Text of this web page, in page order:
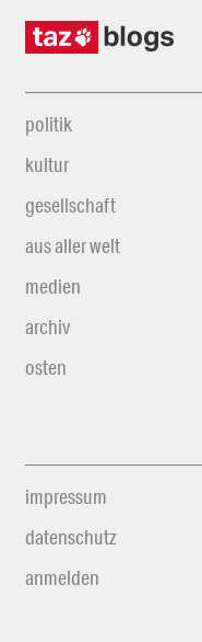
politik
kultur
gesellschaft
aus aller welt
medien
archiv
osten
impressum
datenschutz
anmelden